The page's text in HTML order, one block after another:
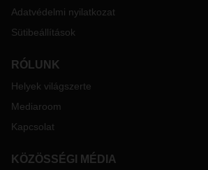
Adatvédelmi nyilatkozat
Sütibeállítások
RÓLUNK
Helyek világszerte
Mediaroom
Kapcsolat
KÖZÖSSÉGI MÉDIA